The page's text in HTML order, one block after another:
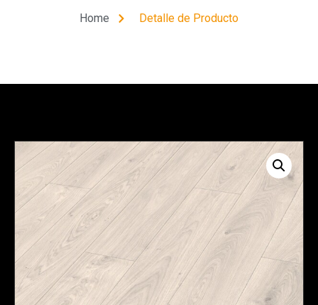
Home Detalle de Producto